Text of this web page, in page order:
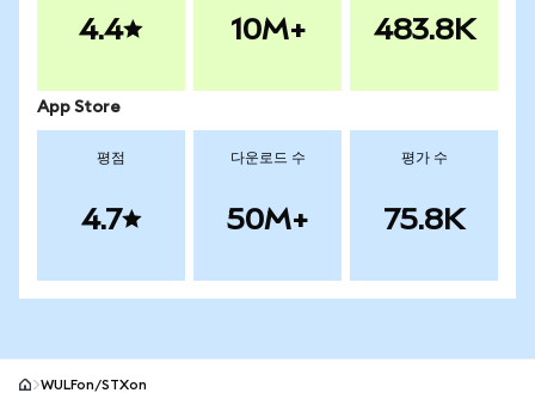
4.4 10M+ 483.8K
App Store
평점
4.7
다운로드 수
50M+
평가 수
75.8K
WULFon/STXon